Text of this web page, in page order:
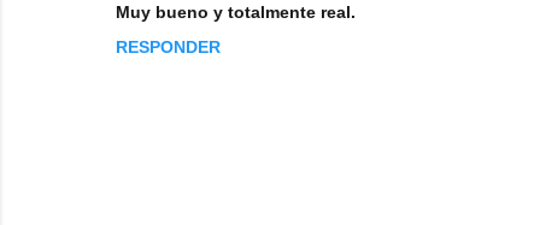
Muy bueno y totalmente real.
RESPONDER